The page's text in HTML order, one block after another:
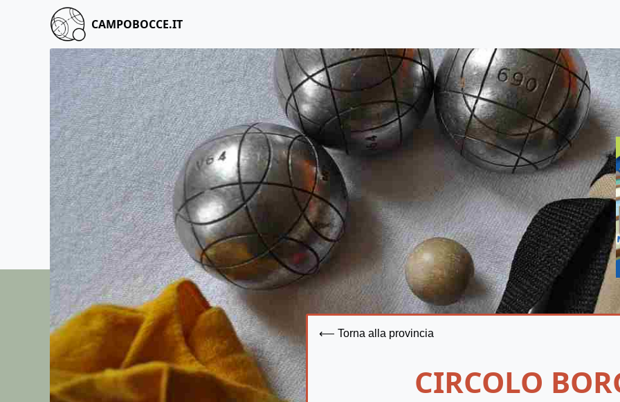
CAMPOBOCCE.IT
⟵ Torna alla provincia
CIRCOLO